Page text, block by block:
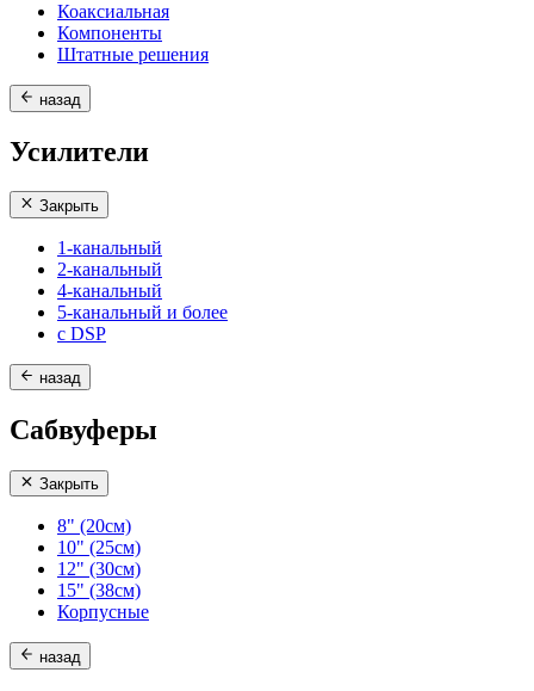
Коаксиальная
Компоненты
Штатные решения
назад
Усилители
Закрыть
1-канальный
2-канальный
4-канальный
5-канальный и более
с DSP
назад
Сабвуферы
Закрыть
8" (20см)
10" (25см)
12" (30см)
15" (38см)
Корпусные
назад